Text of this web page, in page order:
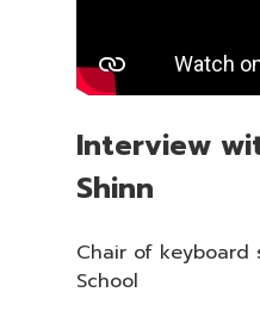
Interview
Shinn
Chair of keyboard
School